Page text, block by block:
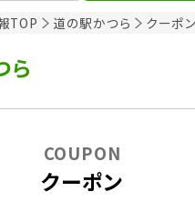
TOP 道の駅かつら クーポン
ら
クーポン
COUPON